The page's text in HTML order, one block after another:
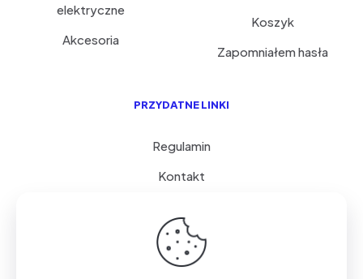
elektryczne
Akcesoria
Koszyk
Zapomniałem hasła
PRZYDATNE LINKI
Regulamin
Kontakt
FAQ